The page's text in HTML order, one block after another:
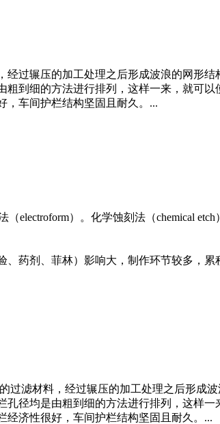
过辗压的加工处理之后形成波浪的网形
到细的方法进行排列，这样一来，就可
，车间护栏结构坚固且耐久。...
electroform）。化学蚀刻法（chemical etch）
药剂、菲林）影响大，制作环节较多，
滤材料，经过辗压的加工处理之后形成
径均是由粗到细的方法进行排列，这样
济性很好，车间护栏结构坚固且耐久。...